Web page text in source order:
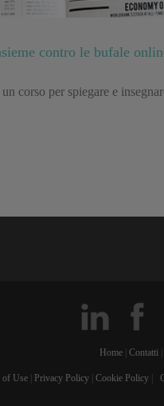
contro le bufale
corso per spiegare e
Home Contatti
of Use Privacy Policy Cookie Policy